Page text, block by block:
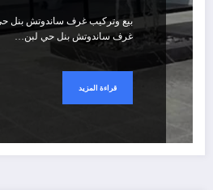
بيع وتركيب غرف ساندوتش بنل
غرف ساندوتش بنل حي لبن…
قراءة المزيد